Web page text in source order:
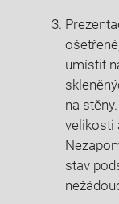
umístit
na
velikosti
stav